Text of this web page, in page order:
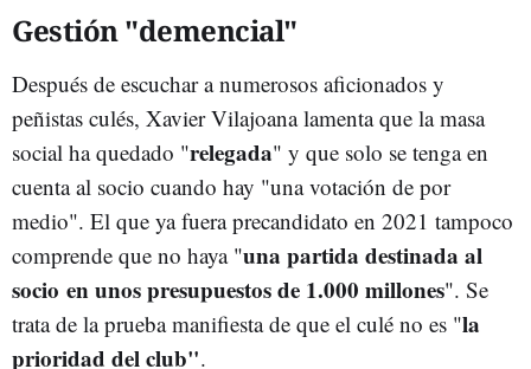
Gestión "demencial"
Después de escuchar a numerosos aficionados y
peñistas culés, Xavier Vilajoana lamenta que la masa
social ha quedado "relegada" y que solo se tenga en
cuenta al socio cuando hay "una votación de por
medio". El que ya fuera precandidato en 2021 tampoco
comprende que no haya "una partida destinada al
socio en unos presupuestos de 1.000 millones". Se
trata de la prueba manifiesta de que el culé no es "la
prioridad del club".